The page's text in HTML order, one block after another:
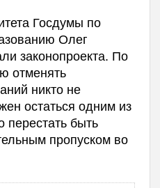
Госдумы по
Олег
законопроекта. По
отменять
никто не
остаться одним из
перестать быть
пропуском во